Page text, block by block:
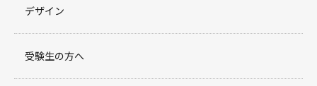
デザイン
受験生の方へ